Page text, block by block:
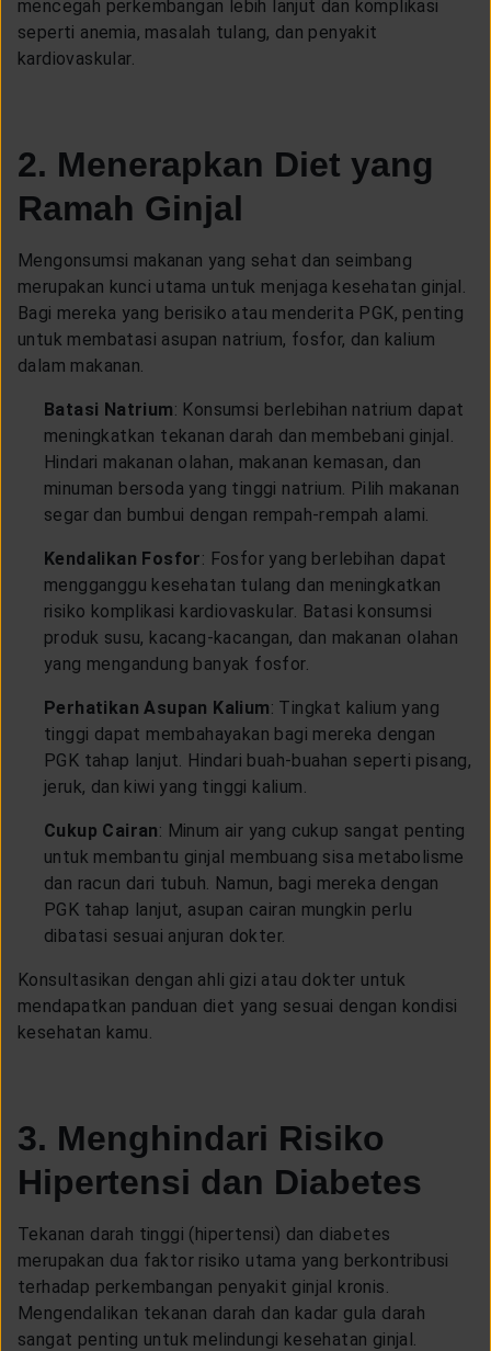
mencegah perkembangan lebih lanjut dan komplikasi
seperti anemia, masalah tulang, dan penyakit
kardiovaskular.
2. Menerapkan Diet yang
Ramah Ginjal
Mengonsumsi makanan yang sehat dan seimbang
merupakan kunci utama untuk menjaga kesehatan ginjal.
Bagi mereka yang berisiko atau menderita PGK, penting
untuk membatasi asupan natrium, fosfor, dan kalium
dalam makanan.
Batasi Natrium: Konsumsi berlebihan natrium dapat
meningkatkan tekanan darah dan membebani ginjal.
Hindari makanan olahan, makanan kemasan, dan
minuman bersoda yang tinggi natrium. Pilih makanan
segar dan bumbui dengan rempah-rempah alami.
Kendalikan Fosfor: Fosfor yang berlebihan dapat
mengganggu kesehatan tulang dan meningkatkan
risiko komplikasi kardiovaskular. Batasi konsumsi
produk susu, kacang-kacangan, dan makanan olahan
yang mengandung banyak fosfor.
Perhatikan Asupan Kalium: Tingkat kalium yang
tinggi dapat membahayakan bagi mereka dengan
PGK tahap lanjut. Hindari buah-buahan seperti pisang,
jeruk, dan kiwi yang tinggi kalium.
Cukup Cairan: Minum air yang cukup sangat penting
untuk membantu ginjal membuang sisa metabolisme
dan racun dari tubuh. Namun, bagi mereka dengan
PGK tahap lanjut, asupan cairan mungkin perlu
dibatasi sesuai anjuran dokter.
Konsultasikan dengan ahli gizi atau dokter untuk
mendapatkan panduan diet yang sesuai dengan kondisi
kesehatan kamu.
3. Menghindari Risiko
Hipertensi dan Diabetes
Tekanan darah tinggi (hipertensi) dan diabetes
merupakan dua faktor risiko utama yang berkontribusi
terhadap perkembangan penyakit ginjal kronis.
Mengendalikan tekanan darah dan kadar gula darah
sangat penting untuk melindungi kesehatan ginjal.